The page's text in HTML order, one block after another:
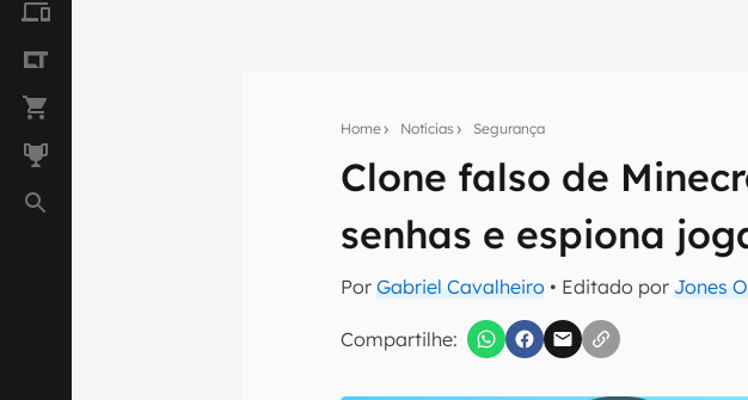
Home Notícias Segurança
Clone falso de
senhas e espiona
PorGabriel Cavalheiro • Editado por Jones
Compartilhe:
Assine a newsletter do Canaltech e